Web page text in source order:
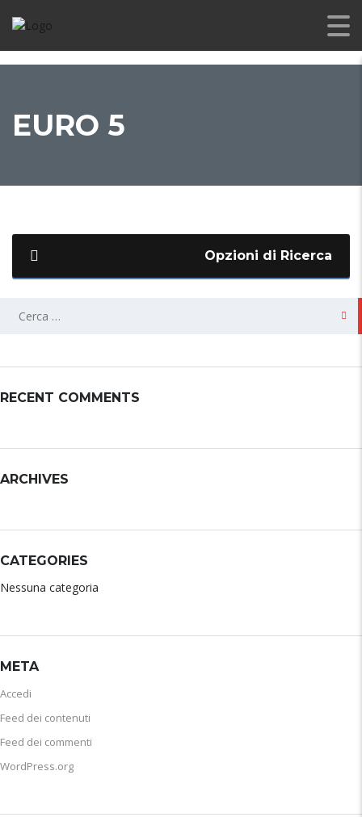
EURO 5
Opzioni di Ricerca
RECENT COMMENTS
ARCHIVES
CATEGORIES
Nessuna categoria
META
Accedi
Feed dei contenuti
Feed dei commenti
WordPress.org